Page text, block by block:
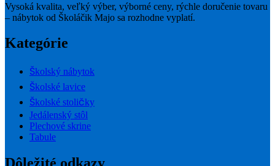
Vysoká kvalita, veľký výber, výborné ceny, rýchle doručenie tovaru
– nábytok od Školáčik Majo sa rozhodne vyplatí.
Kategórie
Školský nábytok
Školské lavice
Školské stoličky
Jedálenský stôl
Plechové skrine
Tabule